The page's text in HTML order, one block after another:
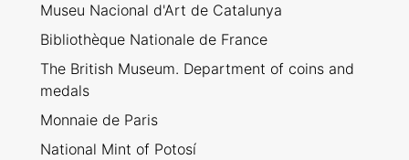
Museu Nacional d'Art de Catalunya
Bibliothèque Nationale de France
The British Museum. Department of coins and
medals
Monnaie de Paris
National Mint of Potosí